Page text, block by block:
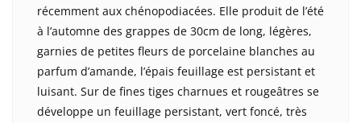
récemment aux chénopodiacées. Elle produit de l’été
à l’automne des grappes de 30cm de long, légères,
garnies de petites fleurs de porcelaine blanches au
parfum d’amande, l’épais feuillage est persistant et
luisant. Sur de fines tiges charnues et rougeâtres se
développe un feuillage persistant, vert foncé, très